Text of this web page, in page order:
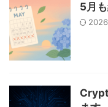
5月も